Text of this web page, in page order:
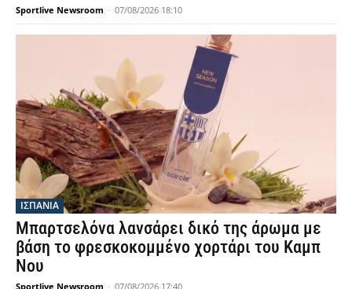
Sportlive Newsroom - 07/08/2026 18:10
ΙΣΠΑΝΙΑ
Μπαρτσελόνα λανσάρει δικό της άρωμα με
βάση το φρεσκοκομμένο χορτάρι του Καμπ
Νου
Sportlive Newsroom - 07/08/2026 17:40